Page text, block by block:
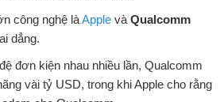
công nghệ làApplevà Qualcomm
dẳng.
đơn kiện nhau nhiều lần, Qualcomm
vài tỷ USD, trong khi Apple cho rằng